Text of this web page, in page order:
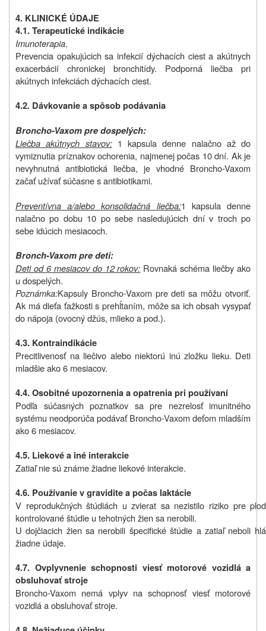
4. KLINICKÉ ÚDAJE
4.1. Terapeutické indikácie
Imunoterapia.
Prevencia opakujúcich sa infekcií dýchacích ciest a akútnych
exacerbácií chronickej bronchitídy. Podporná liečba pri
akútnych infekciách dýchacích ciest.
4.2. Dávkovanie a spôsob podávania
Broncho-Vaxom pre dospelých:
Liečba akútnych stavov: 1 kapsula denne nalačno až do
vymiznutia príznakov ochorenia, najmenej počas 10 dní. Ak je
nevyhnutná antibiotická liečba, je vhodné Broncho-Vaxom
začať užívať súčasne s antibiotikami.
Preventívna a/alebo konsolidačná liečba:1 kapsula denne
nalačno po dobu 10 po sebe nasledujúcich dní v troch po
sebe idúcich mesiacoch.
Bronch-Vaxom pre deti:
Deti od 6 mesiacov do 12 rokov: Rovnaká schéma liečby ako
u dospelých.
Poznámka:Kapsuly Broncho-Vaxom pre deti sa môžu otvoriť.
Ak má dieťa ťažkosti s prehĺtaním, môže sa ich obsah vysypať
do nápoja (ovocný džús, mlieko a pod.).
4.3. Kontraindikácie
Precitlivenosť na liečivo alebo niektorú inú zložku lieku. Deti
mladšie ako 6 mesiacov.
4.4. Osobitné upozornenia a opatrenia pri používaní
Podľa súčasných poznatkov sa pre nezrelosť imunitného
systému neodporúča podávať Broncho-Vaxom deťom mladším
ako 6 mesiacov.
4.5. Liekové a iné interakcie
Zatiaľ nie sú známe žiadne liekové interakcie.
4.6. Používanie v gravidite a počas laktácie
V reprodukčných štúdiách u zvierat sa nezistilo riziko pre
kontrolované štúdie u tehotných žien sa nerobili.
U dojčiacich žien sa nerobili špecifické štúdie a zatiaľ neboli
žiadne údaje.
4.7. Ovplyvnenie schopnosti viesť motorové vozidlá a
obsluhovať stroje
Broncho-Vaxom nemá vplyv na schopnosť viesť motorové
vozidlá a obsluhovať stroje.